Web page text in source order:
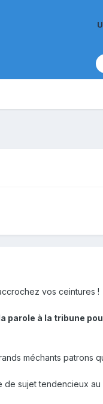
vos ceintures !
parole à la tribune
méchants patrons
sujet tendencieux au